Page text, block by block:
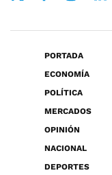
PORTADA
ECONOMÍA
POLÍTICA
MERCADOS
OPINIÓN
NACIONAL
DEPORTES